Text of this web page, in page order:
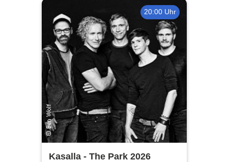
20:00 Uhr
Kasalla - The Park 2026